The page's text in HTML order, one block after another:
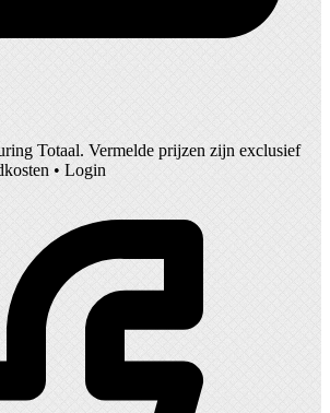
Totaal. Vermelde prijzen zijn exclusief
• Login